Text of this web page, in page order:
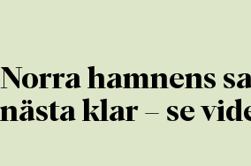
Norra hamnens
nästa klar – se